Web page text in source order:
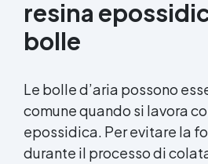
resina
bolle
Le bolle d’aria possono
comune quando si lavora
epossidica. Per evitare la
durante il processo di